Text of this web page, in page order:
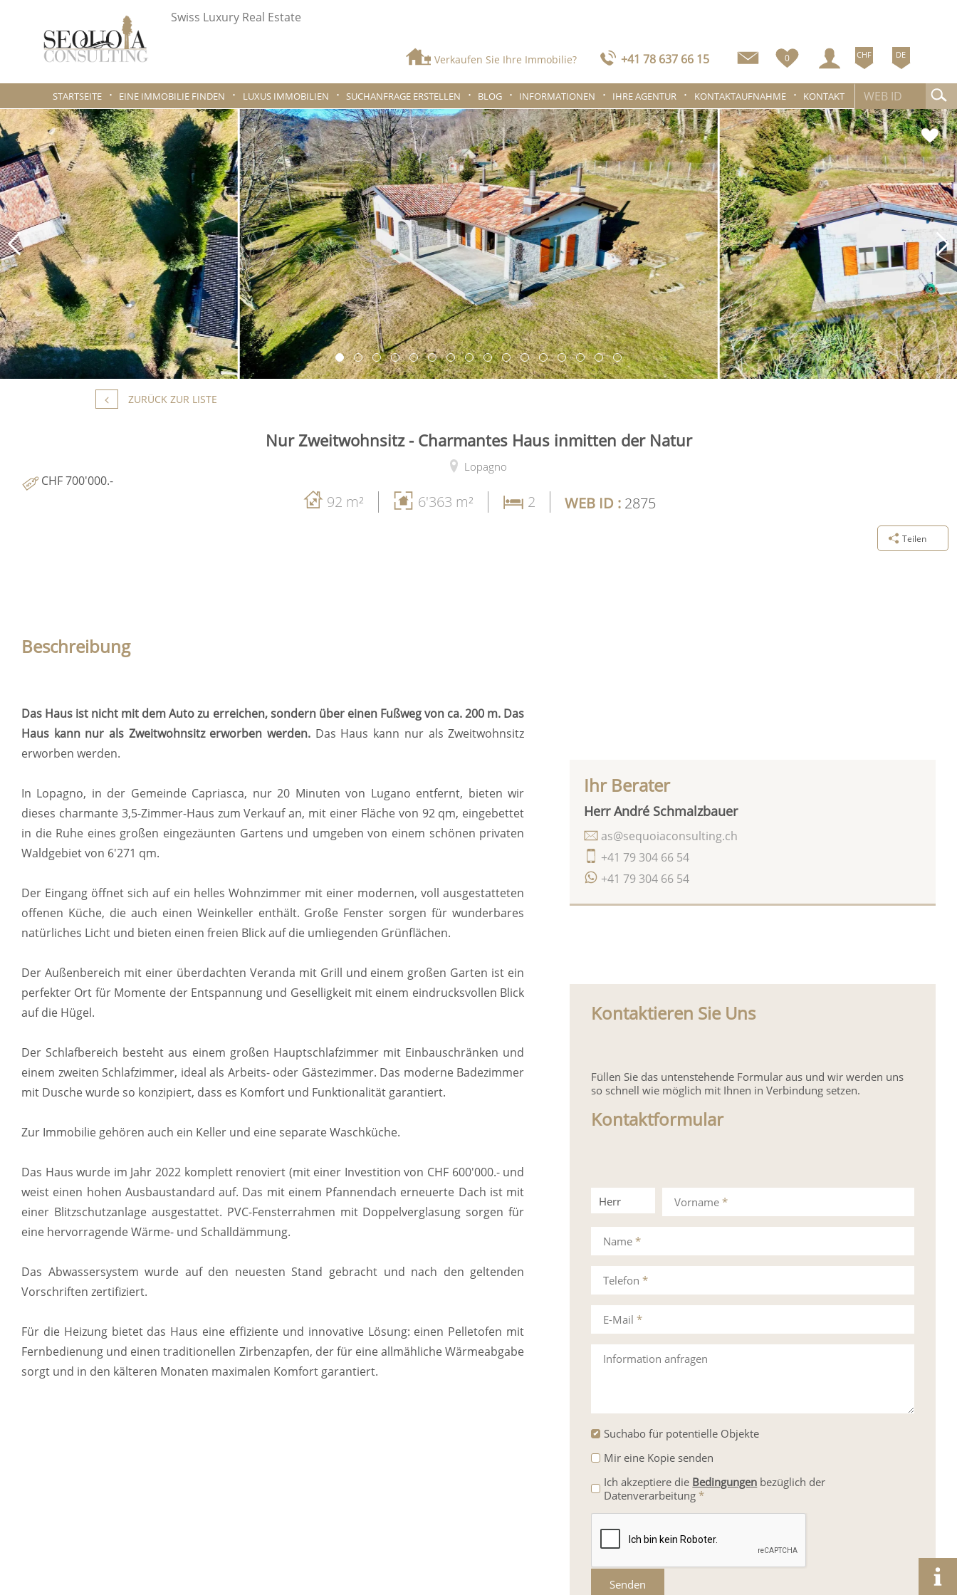
Swiss Luxury Real Estate
Verkaufen Sie Ihre Immobilie? +41 78 637 66 15 0 CHF DE
STARTSEITE EINE IMMOBILIE FINDEN LUXUS IMMOBILIEN SUCHANFRAGE ERSTELLEN BLOG INFORMATIONEN IHRE AGENTUR KONTAKTAUFNAHME KONTAKT
ZURÜCK ZUR LISTE
Nur Zweitwohnsitz - Charmantes Haus inmitten der Natur
Lopagno
CHF 700'000.-
92 m² 6'363 m² 2 WEB ID : 2875
Teilen
Beschreibung
Das Haus ist nicht mit dem Auto zu erreichen, sondern über einen Fußweg von ca. 200 m. Das
Haus kann nur als Zweitwohnsitz erworben werden. Das Haus kann nur als Zweitwohnsitz
erworben werden.
In Lopagno, in der Gemeinde Capriasca, nur 20 Minuten von Lugano entfernt, bieten wir
dieses charmante 3,5-Zimmer-Haus zum Verkauf an, mit einer Fläche von 92 qm, eingebettet
in die Ruhe eines großen eingezäunten Gartens und umgeben von einem schönen privaten
Waldgebiet von 6'271 qm.
Der Eingang öffnet sich auf ein helles Wohnzimmer mit einer modernen, voll ausgestatteten
offenen Küche, die auch einen Weinkeller enthält. Große Fenster sorgen für wunderbares
natürliches Licht und bieten einen freien Blick auf die umliegenden Grünflächen.
Der Außenbereich mit einer überdachten Veranda mit Grill und einem großen Garten ist ein
perfekter Ort für Momente der Entspannung und Geselligkeit mit einem eindrucksvollen Blick
auf die Hügel.
Der Schlafbereich besteht aus einem großen Hauptschlafzimmer mit Einbauschränken und
einem zweiten Schlafzimmer, ideal als Arbeits- oder Gästezimmer. Das moderne Badezimmer
mit Dusche wurde so konzipiert, dass es Komfort und Funktionalität garantiert.
Zur Immobilie gehören auch ein Keller und eine separate Waschküche.
Das Haus wurde im Jahr 2022 komplett renoviert (mit einer Investition von CHF 600'000.- und
weist einen hohen Ausbaustandard auf. Das mit einem Pfannendach erneuerte Dach ist mit
einer Blitzschutzanlage ausgestattet. PVC-Fensterrahmen mit Doppelverglasung sorgen für
eine hervorragende Wärme- und Schalldämmung.
Das Abwassersystem wurde auf den neuesten Stand gebracht und nach den geltenden
Vorschriften zertifiziert.
Für die Heizung bietet das Haus eine effiziente und innovative Lösung: einen Pelletofen mit
Fernbedienung und einen traditionellen Zirbenzapfen, der für eine allmähliche Wärmeabgabe
sorgt und in den kälteren Monaten maximalen Komfort garantiert.
Ihr Berater
Herr André Schmalzbauer
+41 79 304 66 54
+41 79 304 66 54
as@sequoiaconsulting.ch
Kontaktieren Sie Uns
Füllen Sie das untenstehende Formular aus und wir werden uns
so schnell wie möglich mit Ihnen in Verbindung setzen.
Kontaktformular
Herr
Frau
Vorname*
Telefon*
Information anfragen
Name*
E-Mail*
Suchabo für potentielle Objekte
Mir eine Kopie senden
Ich akzeptiere die Bedingungen bezüglich der
Datenverarbeitung *
Senden